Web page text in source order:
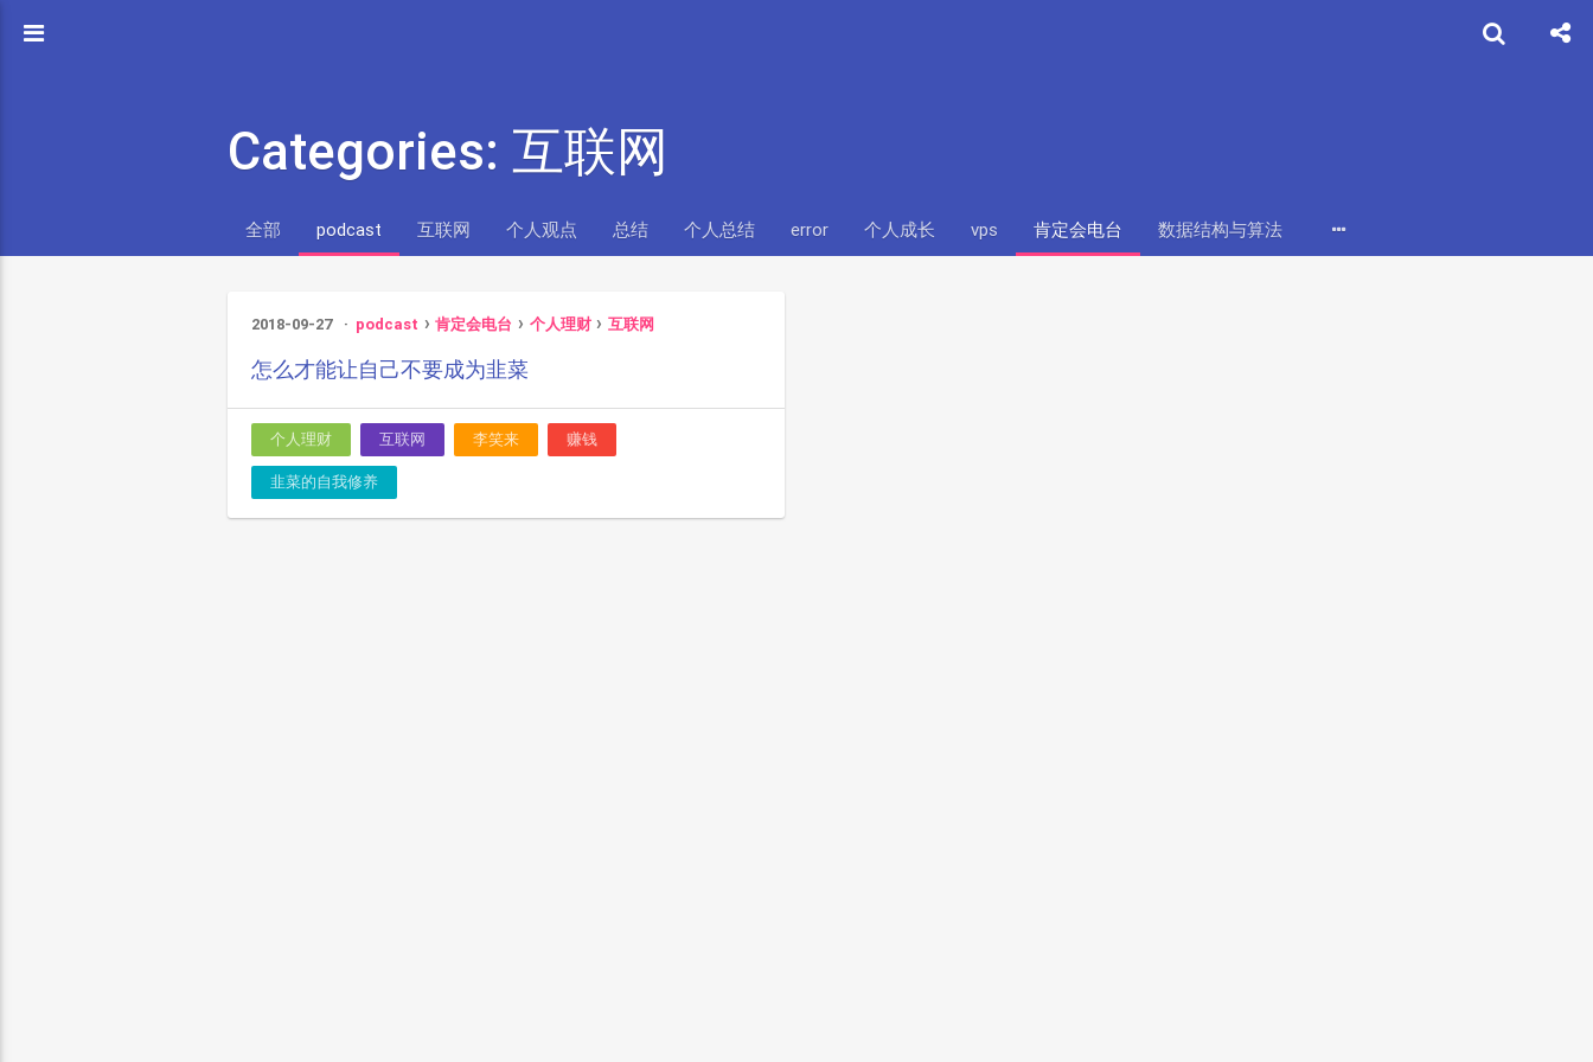
Categories: 互联网
全部 podcast 互联网 个人观点 总结 个人总结 error 个人成长 vps 肯定会电台 数据结构与算法 搬瓦工
2018-09-27 podcast 肯定会电台 个人理财 互联网
怎么才能让自己不要成为韭菜
个人理财 互联网 李笑来 赚钱
韭菜的自我修养